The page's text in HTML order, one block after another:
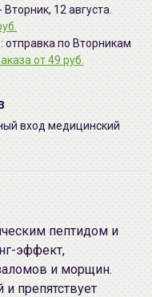
12 августа.
отправка по Вторникам
от 49 руб.
вход медицинский
пептидом и
эффект,
и морщин.
препятствует